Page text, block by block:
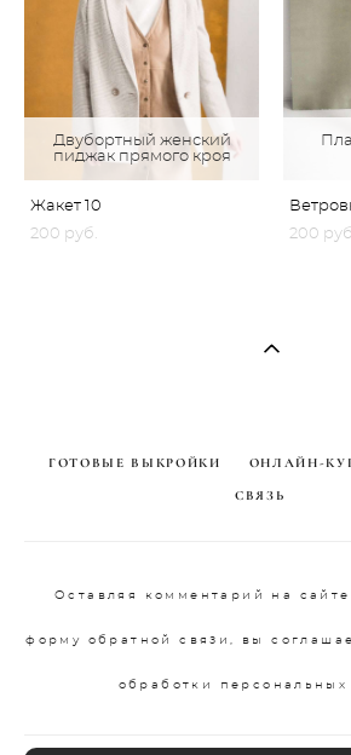
Двубортный женский
пиджак прямого кроя
Жакет 10
200 pуб.
200
ГОТОВЫЕ ВЫКРОЙКИ ОНЛАЙН-
СВЯЗЬ
Оставляя комментарий на сайте
форму обратной связи, вы
обработки персональных